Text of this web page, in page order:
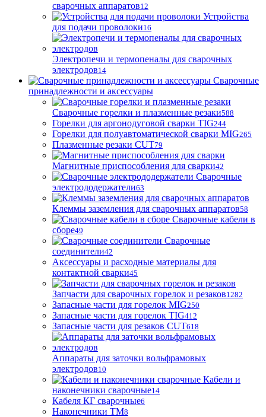
сварочных аппаратов12
Устройства
для подачи проволоки16
Электропечи и термопеналы для сварочных
электродов14
Сварочные
принадлежности и аксессуары
Сварочные горелки и плазменные резаки588
Горелки для аргонодуговой сварки TIG244
Горелки для полуавтоматической сварки MIG265
Плазменные резаки CUT79
Магнитные приспособления для сварки42
Сварочные
электрододержатели63
Клеммы заземления для сварочных аппаратов58
Сварочные кабели в
сборе49
Сварочные
соединители42
Аксессуары и расходные материалы для
контактной сварки45
Запчасти для сварочных горелок и резаков1282
Запасные части для горелок MIG250
Запасные части для горелок TIG412
Запасные части для резаков CUT618
Аппараты для заточки вольфрамовых
электродов10
Кабели и
наконечники сварочные14
Кабеля КГ сварочные6
Наконечники ТМ8